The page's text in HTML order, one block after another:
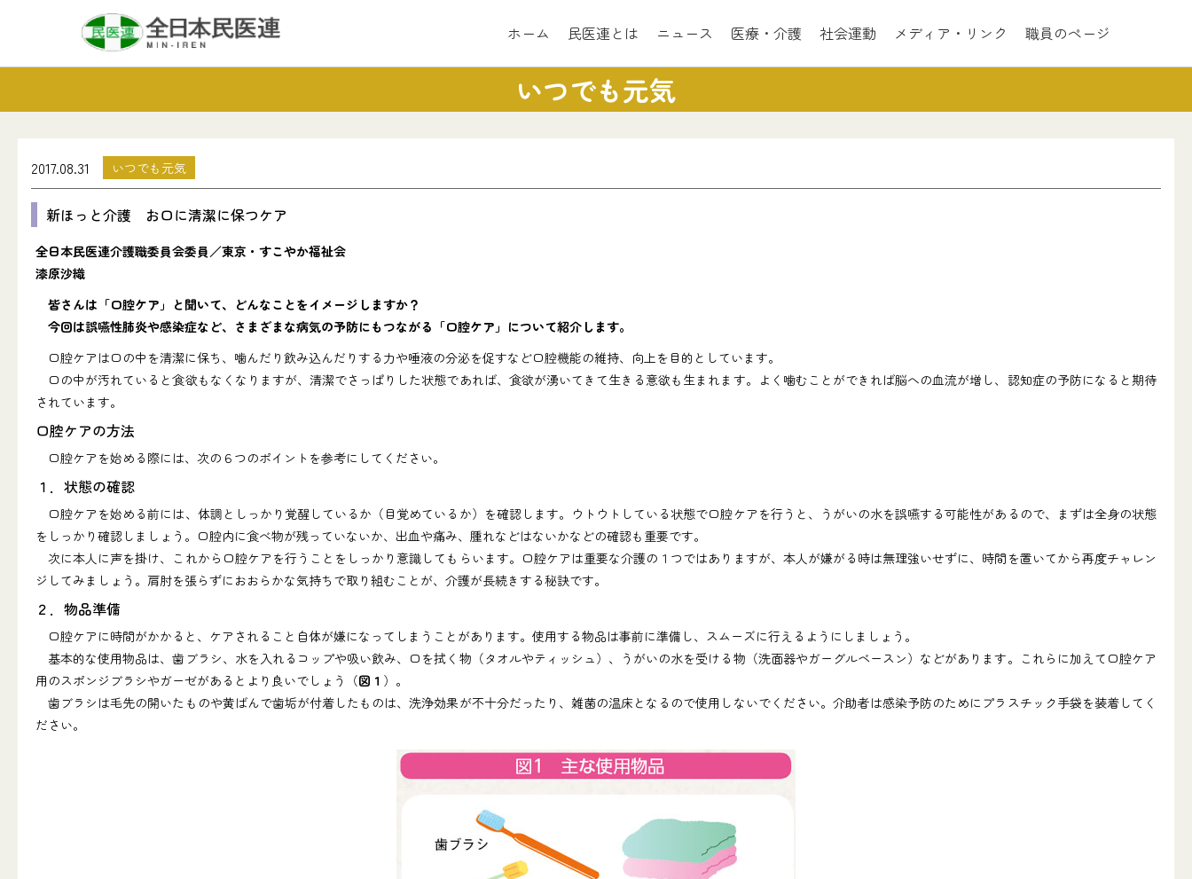
ホーム 民医連とは ニュース 医療・介護 社会運動 メディア・リンク 職員のページ
いつでも元気
2017.08.31 いつでも元気
新ほっと介護 お口に清潔に保つケア
全日本民医連介護職委員会委員／東京・すこやか福祉会
漆原沙織
皆さんは「口腔ケア」と聞いて、どんなことをイメージしますか？
今回は誤嚥性肺炎や感染症など、さまざまな病気の予防にもつながる「口腔ケア」について紹介します。
口腔ケアは口の中を清潔に保ち、噛んだり飲み込んだりする力や唾液の分泌を促すなど口腔機能の維持、向上を目的としています。
口の中が汚れていると食欲もなくなりますが、清潔でさっぱりした状態であれば、食欲が湧いてきて生きる意欲も生まれます。よく噛むことができれば脳への血流が増し、認知症の予防になると期待
されています。
口腔ケアの方法
口腔ケアを始める際には、次の６つのポイントを参考にしてください。
１．状態の確認
口腔ケアを始める前には、体調としっかり覚醒しているか（目覚めているか）を確認します。ウトウトしている状態で口腔ケアを行うと、うがいの水を誤嚥する可能性があるので、まずは全身の状態
をしっかり確認しましょう。口腔内に食べ物が残っていないか、出血や痛み、腫れなどはないかなどの確認も重要です。
次に本人に声を掛け、これから口腔ケアを行うことをしっかり意識してもらいます。口腔ケアは重要な介護の１つではありますが、本人が嫌がる時は無理強いせずに、時間を置いてから再度チャレン
ジしてみましょう。肩肘を張らずにおおらかな気持ちで取り組むことが、介護が長続きする秘訣です。
２．物品準備
口腔ケアに時間がかかると、ケアされること自体が嫌になってしまうことがあります。使用する物品は事前に準備し、スムーズに行えるようにしましょう。
基本的な使用物品は、歯ブラシ、水を入れるコップや吸い飲み、口を拭く物（タオルやティッシュ）、うがいの水を受ける物（洗面器やガーグルベースン）などがあります。これらに加えて口腔ケア
用のスポンジブラシやガーゼがあるとより良いでしょう（図１ ）。
歯ブラシは毛先の開いたものや黄ばんで歯垢が付着したものは、洗浄効果が不十分だったり、雑菌の温床となるので使用しないでください。介助者は感染予防のためにプラスチック手袋を装着してく
ださい。